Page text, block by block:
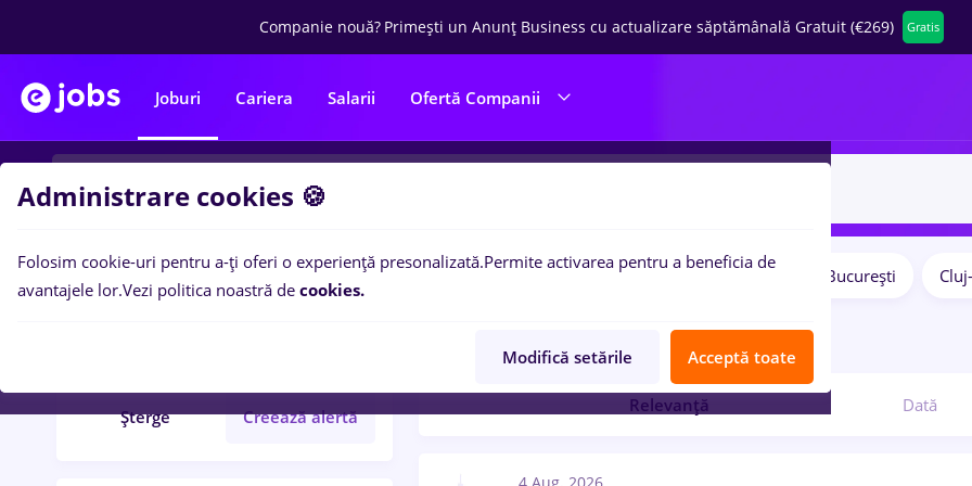
Companie nouă? Primești un Anunț Business cu actualizare săptămânală Gratuit (€269) Gratis
Joburi Cariera Salarii Ofertă Companii
Filtre
Șterge Creează alertă
București
react native
Relevanță Dată
Administrare cookies 🍪
Folosim cookie-uri pentru a-ți oferi o experiență presonalizată.Permite activarea pentru a beneficia de
avantajele lor.Vezi politica noastră de cookies.
Modifică setările Acceptă toate